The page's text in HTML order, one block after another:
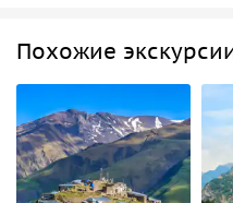
Похожие